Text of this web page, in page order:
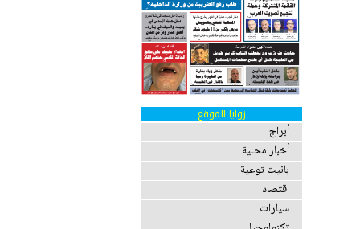
زوايا الموقع
أبراج
أخبار محلية
بانيت توعية
اقتصاد
سيارات